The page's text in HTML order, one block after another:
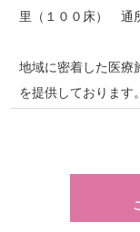
里（１００床） 通
地域に密着した医療
を提供しております。